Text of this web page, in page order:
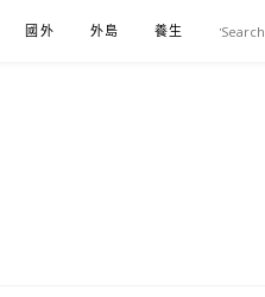
國外 外島 養生 伴手禮